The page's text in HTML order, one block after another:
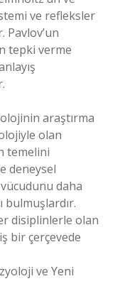
ve refleksler
tepki verme
araştırma
olan
temelini
deneysel
daha
bulmuşlardır.
disiplinlerle olan
bir çerçevede
ve Yeni